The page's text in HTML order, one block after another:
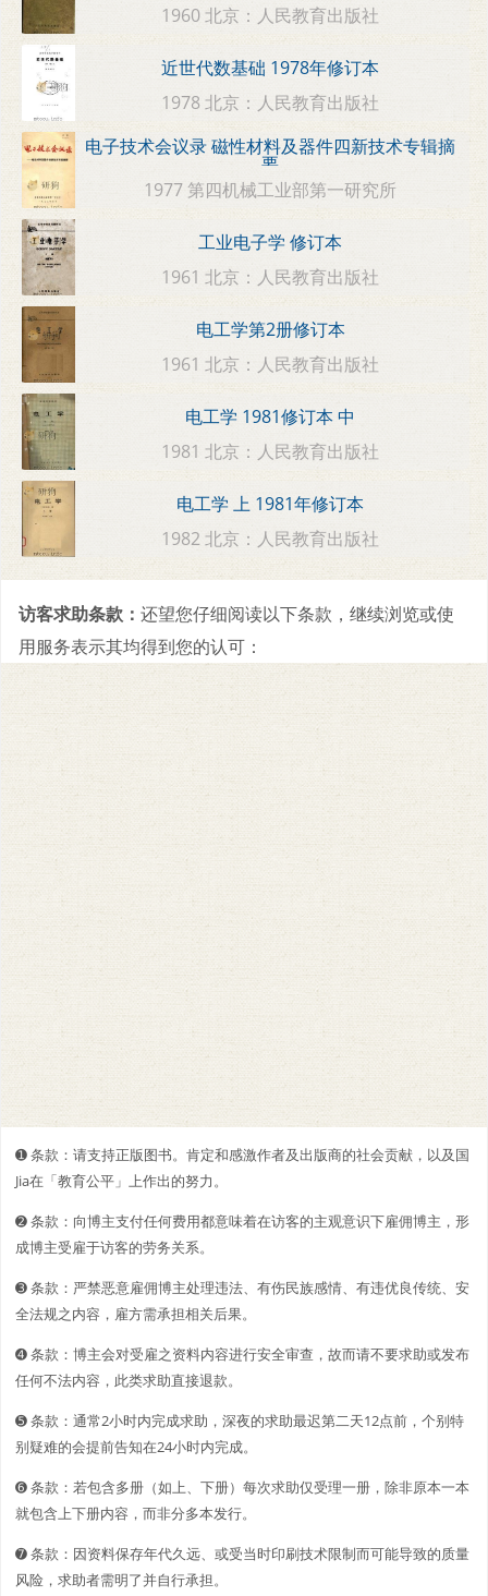
1960 北京：人民教育出版社
近世代数基础 1978年修订本
1978 北京：人民教育出版社
电子技术会议录 磁性材料及器件四新技术专辑摘
要
1977 第四机械工业部第一研究所
工业电子学 修订本
1961 北京：人民教育出版社
电工学第2册修订本
1961 北京：人民教育出版社
电工学 1981修订本 中
1981 北京：人民教育出版社
电工学 上 1981年修订本
1982 北京：人民教育出版社
访客求助条款： 还望您仔细阅读以下条款，继续浏览或使
用服务表示其均得到您的认可：
➊️ 条款：请支持正版图书。肯定和感激作者及出版商的社会贡献，以及国
Jia在「教育公平」上作出的努力。
➋️️ 条款：向博主支付任何费用都意味着在访客的主观意识下雇佣博主，形
成博主受雇于访客的劳务关系。
➌ 条款：严禁恶意雇佣博主处理违法、有伤民族感情、有违优良传统、安
全法规之内容，雇方需承担相关后果。
➍ 条款：博主会对受雇之资料内容进行安全审查，故而请不要求助或发布
任何不法内容，此类求助直接退款。
➎ 条款：通常2小时内完成求助，深夜的求助最迟第二天12点前，个别特
别疑难的会提前告知在24小时内完成。
➏ 条款：若包含多册（如上、下册）每次求助仅受理一册，除非原本一本
就包含上下册内容，而非分多本发行。
➐ 条款：因资料保存年代久远、或受当时印刷技术限制而可能导致的质量
风险，求助者需明了并自行承担。